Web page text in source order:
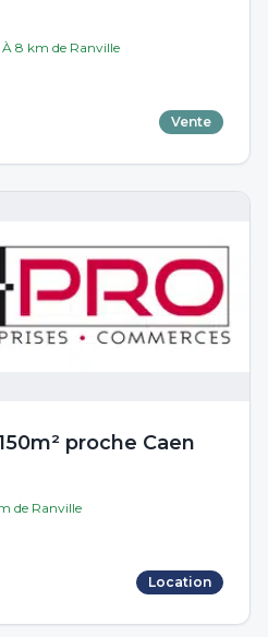
À8 km de Ranville
Vente
proche Caen
de Ranville
Location